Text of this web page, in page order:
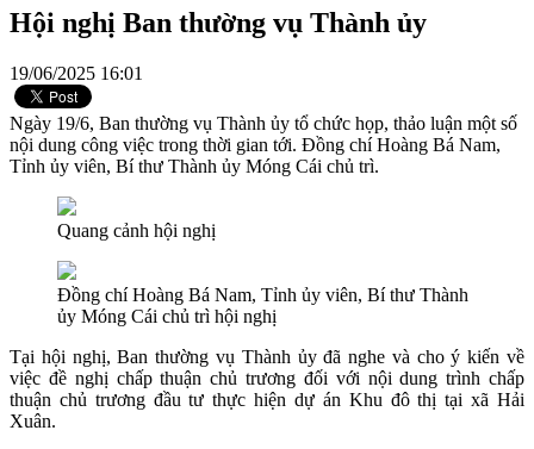
Hội nghị Ban thường vụ Thành ủy
19/06/2025 16:01
Ngày 19/6, Ban thường vụ Thành ủy tổ chức họp, thảo luận một số
nội dung công việc trong thời gian tới. Đồng chí Hoàng Bá Nam,
Tỉnh ủy viên, Bí thư Thành ủy Móng Cái chủ trì.
Quang cảnh hội nghị
Đồng chí Hoàng Bá Nam, Tỉnh ủy viên, Bí thư Thành
ủy Móng Cái chủ trì hội nghị
Tại hội nghị, Ban thường vụ Thành ủy đã nghe và cho ý kiến về
việc đề nghị chấp thuận chủ trương đối với nội dung trình chấp
thuận chủ trương đầu tư thực hiện dự án Khu đô thị tại xã Hải
Xuân.